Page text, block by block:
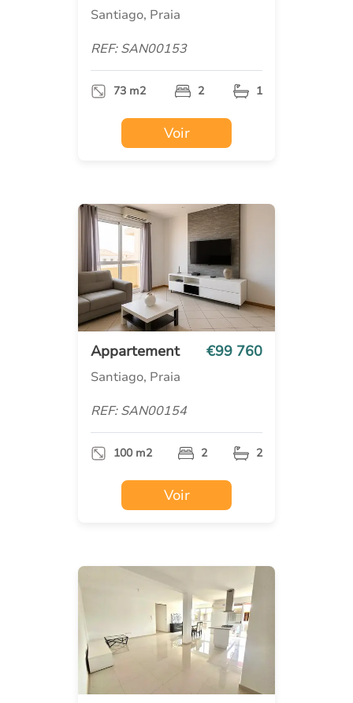
Santiago, Praia
REF: SAN00153
73 m2 2 1
Voir
Appartement €99 760
Santiago, Praia
REF: SAN00154
100 m2 2 2
Voir